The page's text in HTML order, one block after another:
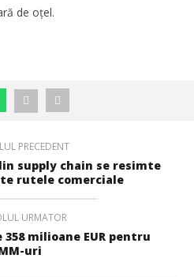
de oțel.
PRECEDENT
supply chain se resimte
rutele comerciale
URMATOR
milioane EUR pentru
uri